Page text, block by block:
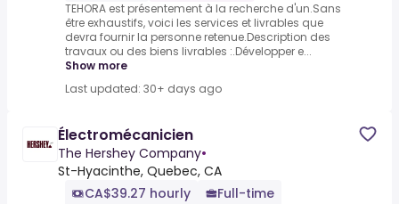
TEHORA est présentement à la recherche d'un.Sans
être exhaustifs, voici les services et livrables que
devra fournir la personne retenue.Description des
travaux ou des biens livrables :.Développer e...
Show more
Last updated: 30+ days ago
Électromécanicien
The Hershey Company•
St-Hyacinthe, Quebec, CA
CA$39.27 hourly
Full-time